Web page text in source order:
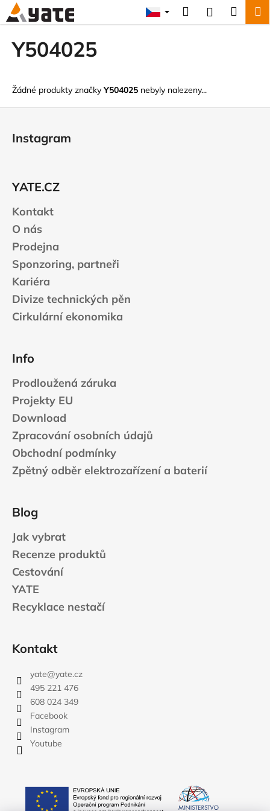
Přejít
na
obsah
HledatPřihlášení
Y504025
Žádné produkty značkyY504025 nebyly nalezeny...
o
o
p
o
ř
u
j
e
t
e
n
a
j
í
D
o
r
u
č
u
j
e
m
e
CARNOSPORT
GEL
ML
899
Kč
Instagram
YATE.CZ
Kontakt
O nás
Prodejna
Sponzoring, partneři
Kariéra
Divize technických pěn
Cirkulární ekonomika
Info
Prodloužená záruka
Projekty EU
Download
Zpracování osobních údajů
Obchodní podmínky
Zpětný odběr elektrozařízení a baterií
Blog
Jak vybrat
Recenze produktů
Cestování
YATE
Recyklace nestačí
Kontakt
yate@yate.cz
495 221 476
608 024 349
Facebook
Instagram
Youtube